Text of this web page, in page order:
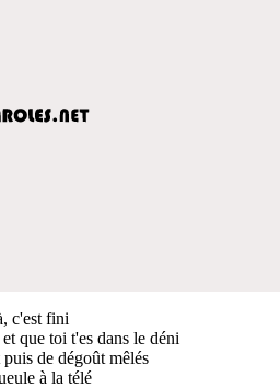
c'est fini
que toi t'es dans le déni
de dégoût mêlés
à la télé